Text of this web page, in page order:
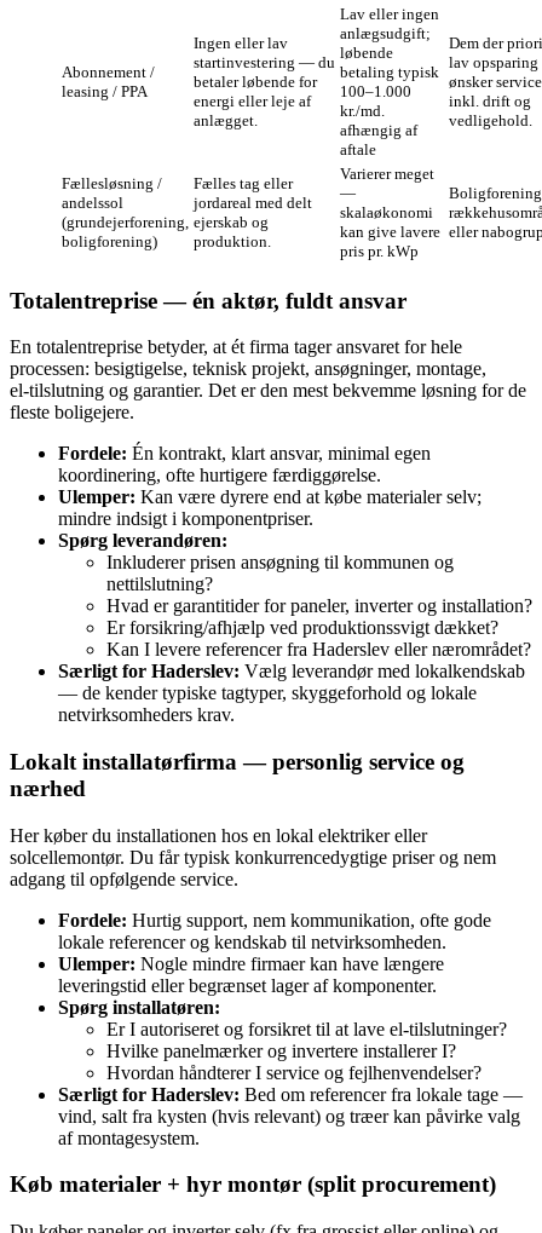
Abonnement /
leasing / PPA
Ingen eller lav
startinvestering — du
betaler løbende for
energi eller leje af
anlægget.
Lav eller ingen
anlægsudgift;
løbende
betaling typisk
100–1.000
kr./md.
afhængig af
aftale
Dem der
lav opsparing
ønsker service
inkl. drift og
vedligehold.
Fællesløsning /
andelssol
(grundejerforening,
boligforening)
Fælles tag eller
jordareal med delt
ejerskab og
produktion.
Varierer meget
—
skalaøkonomi
kan give lavere
pris pr. kWp
eller
Totalentreprise — én aktør, fuldt ansvar
En totalentreprise betyder, at ét firma tager ansvaret for hele
processen: besigtigelse, teknisk projekt, ansøgninger, montage,
el‑tilslutning og garantier. Det er den mest bekvemme løsning for de
fleste boligejere.
Fordele: Én kontrakt, klart ansvar, minimal egen
koordinering, ofte hurtigere færdiggørelse.
Ulemper: Kan være dyrere end at købe materialer selv;
mindre indsigt i komponentpriser.
Spørg leverandøren:
Inkluderer prisen ansøgning til kommunen og
nettilslutning?
Hvad er garantitider for paneler, inverter og installation?
Er forsikring/afhjælp ved produktionssvigt dækket?
Kan I levere referencer fra Haderslev eller nærområdet?
Særligt for Haderslev: Vælg leverandør med lokalkendskab
— de kender typiske tagtyper, skyggeforhold og lokale
netvirksomheders krav.
Lokalt installatørfirma — personlig service og
nærhed
Her køber du installationen hos en lokal elektriker eller
solcellemontør. Du får typisk konkurrencedygtige priser og nem
adgang til opfølgende service.
Fordele: Hurtig support, nem kommunikation, ofte gode
lokale referencer og kendskab til netvirksomheden.
Ulemper: Nogle mindre firmaer kan have længere
leveringstid eller begrænset lager af komponenter.
Spørg installatøren:
Er I autoriseret og forsikret til at lave el‑tilslutninger?
Hvilke panelmærker og invertere installerer I?
Hvordan håndterer I service og fejlhenvendelser?
Særligt for Haderslev: Bed om referencer fra lokale tage —
vind, salt fra kysten (hvis relevant) og træer kan påvirke valg
af montagesystem.
Køb materialer + hyr montør (split procurement)